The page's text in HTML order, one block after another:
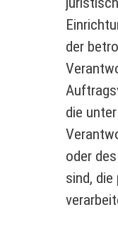
der
die
oder
sind, die